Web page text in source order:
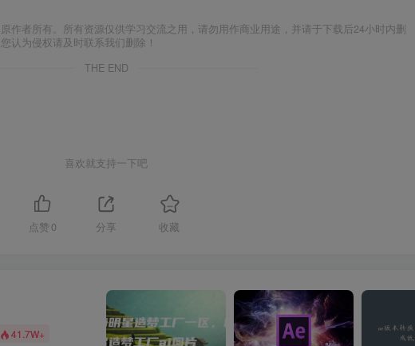
作者所有。所有资源仅供学习交流之用，请勿用作商业用途，并请于下载后24小时内删
认为侵权请及时联系我们删除！
THE END
喜欢就支持一下吧
点赞 0 分享 收藏
41.7W+